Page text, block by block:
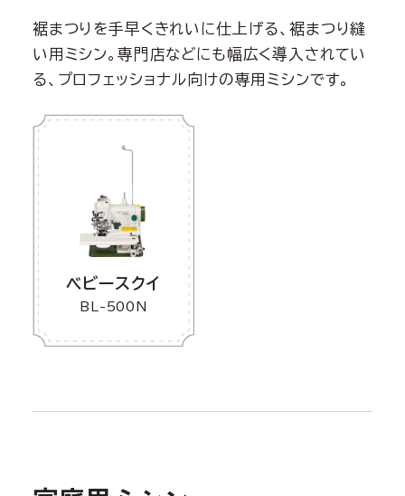
裾まつりを手早くきれいに仕上げる、裾まつり縫
い用ミシン。専門店などにも幅広く導入されてい
る、プロフェッショナル向けの専用ミシンです。
ベビースクイ
BL-500N